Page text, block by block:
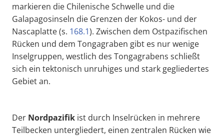
markieren die Chilenische Schwelle und die
Galapagosinseln die Grenzen der Kokos- und der
Nascaplatte (s. 168.1). Zwischen dem Ostpazifischen
Rücken und dem Tongagraben gibt es nur wenige
Inselgruppen, westlich des Tongagrabens schließt
sich ein tektonisch unruhiges und stark gegliedertes
Gebiet an.
Der Nordpazifik ist durch Inselrücken in mehrere
Teilbecken untergliedert, einen zentralen Rücken wie